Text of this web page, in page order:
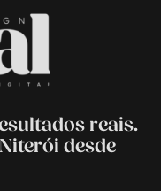
reais.
desde